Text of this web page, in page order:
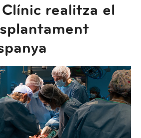
Clínic realitza el